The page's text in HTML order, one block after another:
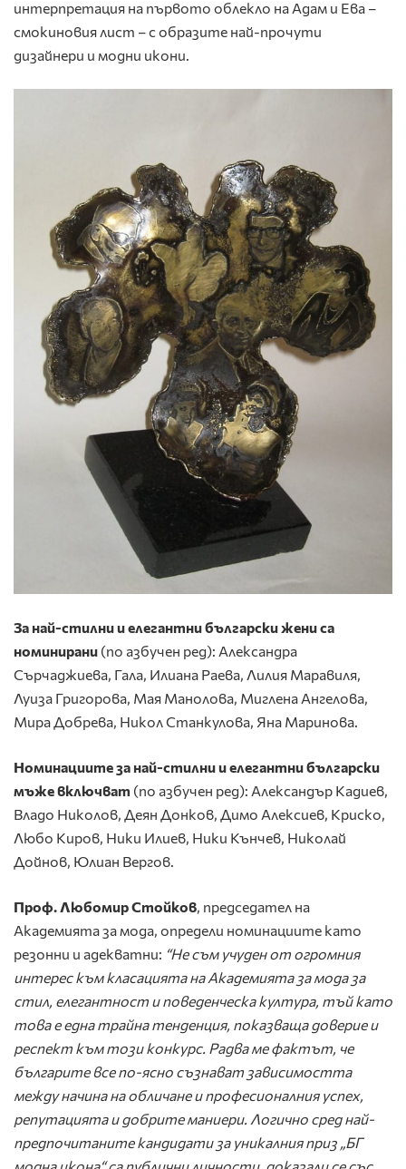
интерпретация на първото облекло на Адам и Ева –
смокиновия лист – с образите най-прочути
дизайнери и модни икони.
За най-стилни и елегантни български жени са
номинирани (по азбучен ред): Александра
Сърчаджиева, Гала, Илиана Раева, Лилия Маравиля,
Луиза Григорова, Мая Манолова, Миглена Ангелова,
Мира Добрева, Никол Станкулова, Яна Маринова.
Номинациите за най-стилни и елегантни български
мъже включват (по азбучен ред): Александър Кадиев,
Владо Николов, Деян Донков, Димо Алексиев, Криско,
Любо Киров, Ники Илиев, Ники Кънчев, Николай
Дойнов, Юлиан Вергов.
Проф. Любомир Стойков, председател на
Академията за мода, определи номинациите като
резонни и адекватни: “Не съм учуден от огромния
интерес към класацията на Академията за мода за
стил, елегантност и поведенческа култура, тъй като
това е една трайна тенденция, показваща доверие и
респект към този конкурс. Радва ме фактът, че
българите все по-ясно съзнават зависимостта
между начина на обличане и професионалния успех,
репутацията и добрите маниери. Логично сред най-
предпочитаните кандидати за уникалния приз „БГ